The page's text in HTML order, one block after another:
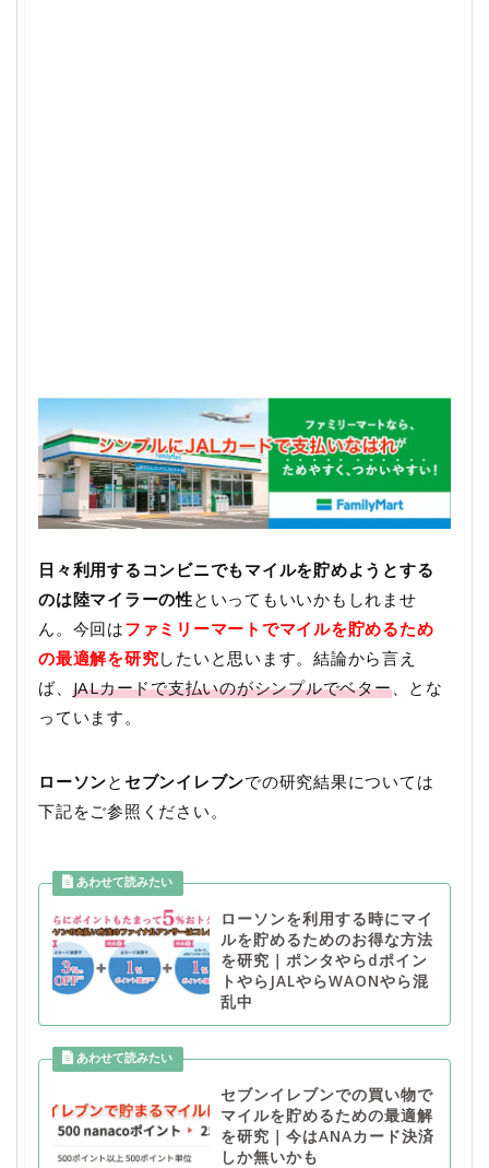
日々利用するコンビニでもマイルを貯めようとする
のは陸マイラーの性といってもいいかもしれませ
ん。今回はファミリーマートでマイルを貯めるため
の最適解を研究したいと思います。結論から言え
ば、 JALカードで支払いのがシンプルでベター、とな
っています。
ローソンと セブンイレブンでの研究結果については
下記をご参照ください。
ローソンを利用する時にマイ
ルを貯めるためのお得な方法
を研究｜ポンタやらdポイン
トやらJALやらWAONやら混
乱中
セブンイレブンでの買い物で
マイルを貯めるための最適解
を研究｜今はANAカード決済
しか無いかも